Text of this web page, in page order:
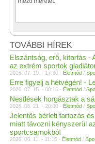
TOVÁBBI HÍREK
Elszántság, erő, kitartás -
az extrém sportok
2026. 07. 19. - 17:30 - Életmód /
Erre figyelj a hétvégén! -
2026. 07. 15. - 00:15 - Életmód /
Nestlések horgásztak a
2026. 06. 21. - 20:00 - Életmód /
Jelentős bérleti tartozás
miatt távozni kényszerül
sportcsarnokból
2026. 06. 11. - 11:15 - Életmód /